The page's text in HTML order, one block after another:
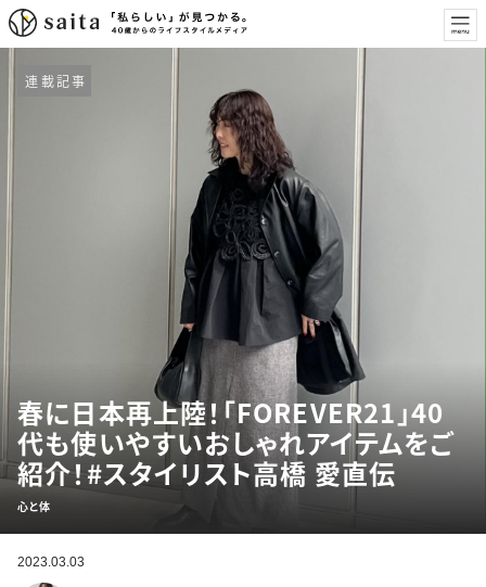
連載記事
春に日本再上陸！「FOREVER21」40
代も使いやすいおしゃれアイテムをご
紹介！#スタイリスト高橋 愛直伝
心と体
2023.03.03